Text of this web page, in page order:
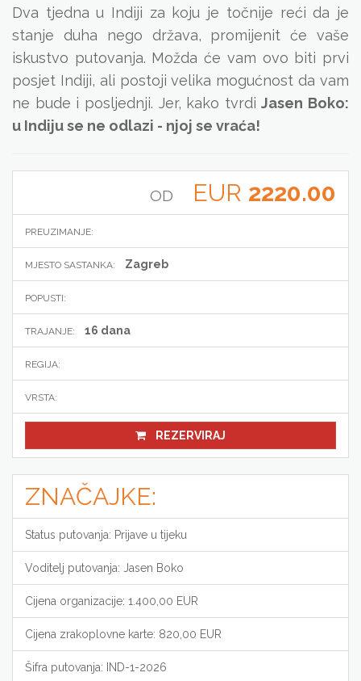
Dva tjedna u Indiji za koju je točnije reći da je
stanje duha nego država, promijenit će vaše
iskustvo putovanja. Možda će vam ovo biti prvi
posjet Indiji, ali postoji velika mogućnost da vam
ne bude i posljednji. Jer, kako tvrdiJasen Boko:
u Indiju se ne odlazi - njoj se vraća!
OD EUR 2220.00
PREUZIMANJE:
MJESTO SASTANKA: Zagreb
POPUSTI:
TRAJANJE: 16 dana
REGIJA:
VRSTA:
REZERVIRAJ
ZNAČAJKE:
Status putovanja: Prijave u tijeku
Voditelj putovanja: Jasen Boko
Cijena organizacije: 1.400,00 EUR
Cijena zrakoplovne karte: 820,00 EUR
Šifra putovanja: IND-1-2026